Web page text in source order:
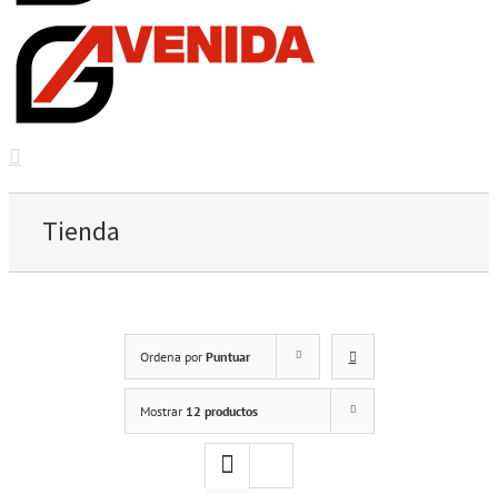
Tienda
Ordena por Puntuar
Mostrar 12 productos